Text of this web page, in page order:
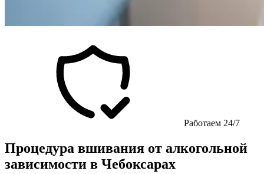
Работаем 24/7
Процедура вшивания от алкогольной
зависимости в Чебоксарах